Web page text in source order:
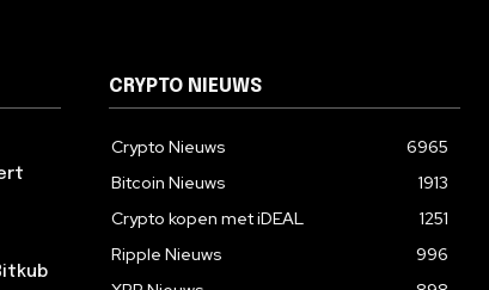
CRYPTO NIEUWS
Crypto Nieuws
6965
Bitcoin Nieuws
1913
Crypto kopen met iDEAL
1251
Ripple Nieuws
996